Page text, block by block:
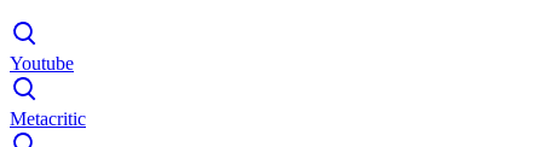
Youtube
Metacritic